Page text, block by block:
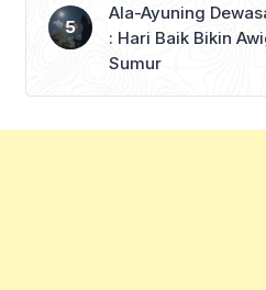
Ala-Ayuning
: Hari Baik Bikin
Sumur